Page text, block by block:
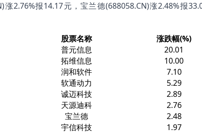
2.76%报14.17元，宝兰德(688058.CN)涨2.48%报
股票名称 涨跌幅(%)
普元信息 20.01
拓维信息 10.00
润和软件 7.10
软通动力 5.29
诚迈科技 2.89
天源迪科 2.76
宝兰德 2.48
宇信科技 1.97